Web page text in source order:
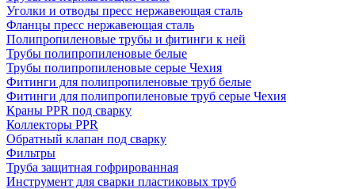
Уголки и отводы пресс нержавеющая сталь
Фланцы пресс нержавеющая сталь
Полипропиленовые трубы и фитинги к ней
Трубы полипропиленовые белые
Трубы полипропиленовые серые Чехия
Фитинги для полипропиленовые труб белые
Фитинги для полипропиленовые труб серые Чехия
Краны PPR под сварку
Коллекторы PPR
Обратный клапан под сварку
Фильтры
Труба защитная гофрированная
Инструмент для сварки пластиковых труб